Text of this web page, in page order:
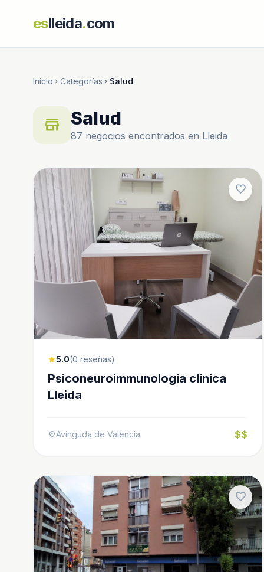
eslleida.com
Inicio chevron_right Categorías chevron_right Salud
store Salud
87 negocios encontrados en Lleida
favorite
star5.0(0 reseñas)
Psiconeuroimmunologia clínica
Lleida
location_onAvinguda de València $$
favorite